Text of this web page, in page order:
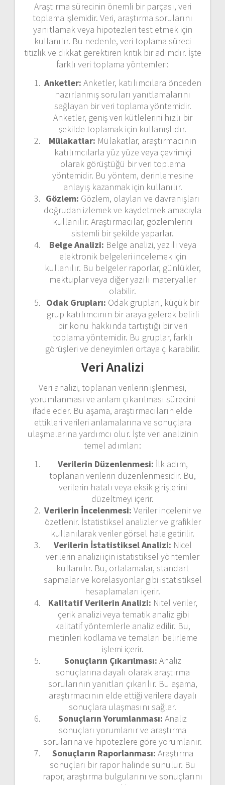
Araştırma sürecinin önemli bir parçası, veri
toplama işlemidir. Veri, araştırma sorularını
yanıtlamak veya hipotezleri test etmek için
kullanılır. Bu nedenle, veri toplama süreci
titizlik ve dikkat gerektiren kritik bir adımdır. İşte
farklı veri toplama yöntemleri:
Anketler: Anketler, katılımcılara önceden
hazırlanmış soruları yanıtlamalarını
sağlayan bir veri toplama yöntemidir.
Anketler, geniş veri kütlelerini hızlı bir
şekilde toplamak için kullanışlıdır.
Mülakatlar: Mülakatlar, araştırmacının
katılımcılarla yüz yüze veya çevrimiçi
olarak görüştüğü bir veri toplama
yöntemidir. Bu yöntem, derinlemesine
anlayış kazanmak için kullanılır.
Gözlem: Gözlem, olayları ve davranışları
doğrudan izlemek ve kaydetmek amacıyla
kullanılır. Araştırmacılar, gözlemlerini
sistemli bir şekilde yaparlar.
Belge Analizi: Belge analizi, yazılı veya
elektronik belgeleri incelemek için
kullanılır. Bu belgeler raporlar, günlükler,
mektuplar veya diğer yazılı materyaller
olabilir.
Odak Grupları: Odak grupları, küçük bir
grup katılımcının bir araya gelerek belirli
bir konu hakkında tartıştığı bir veri
toplama yöntemidir. Bu gruplar, farklı
görüşleri ve deneyimleri ortaya çıkarabilir.
Veri Analizi
Veri analizi, toplanan verilerin işlenmesi,
yorumlanması ve anlam çıkarılması sürecini
ifade eder. Bu aşama, araştırmacıların elde
ettikleri verileri anlamalarına ve sonuçlara
ulaşmalarına yardımcı olur. İşte veri analizinin
temel adımları:
Verilerin Düzenlenmesi: İlk adım,
toplanan verilerin düzenlenmesidir. Bu,
verilerin hatalı veya eksik girişlerini
düzeltmeyi içerir.
Verilerin İncelenmesi: Veriler incelenir ve
özetlenir. İstatistiksel analizler ve grafikler
kullanılarak veriler görsel hale getirilir.
Verilerin İstatistiksel Analizi: Nicel
verilerin analizi için istatistiksel yöntemler
kullanılır. Bu, ortalamalar, standart
sapmalar ve korelasyonlar gibi istatistiksel
hesaplamaları içerir.
Kalitatif Verilerin Analizi: Nitel veriler,
içerik analizi veya tematik analiz gibi
kalitatif yöntemlerle analiz edilir. Bu,
metinleri kodlama ve temaları belirleme
işlemi içerir.
Sonuçların Çıkarılması: Analiz
sonuçlarına dayalı olarak araştırma
sorularının yanıtları çıkarılır. Bu aşama,
araştırmacının elde ettiği verilere dayalı
sonuçlara ulaşmasını sağlar.
Sonuçların Yorumlanması: Analiz
sonuçları yorumlanır ve araştırma
sorularına ve hipotezlere göre yorumlanır.
Sonuçların Raporlanması: Araştırma
sonuçları bir rapor halinde sunulur. Bu
rapor, araştırma bulgularını ve sonuçlarını